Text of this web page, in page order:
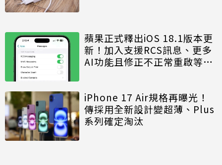
蘋果正式釋出iOS 18.1版本更
新！加入支援RCS訊息、更多
AI功能且修正不正常重啟等問
iPhone 17 Air規格再曝光！
傳採用全新設計變超薄、Plus
系列確定淘汰